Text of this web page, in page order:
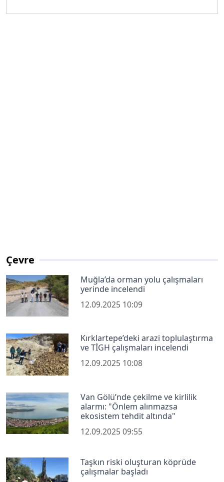
Çevre
Muğla’da orman yolu çalışmaları
yerinde incelendi
12.09.2025 10:09
Kırklartepe’deki arazi toplulaştırma
ve TİGH çalışmaları incelendi
12.09.2025 10:08
Van Gölü’nde çekilme ve kirlilik
alarmı: "Önlem alınmazsa
ekosistem tehdit altında"
12.09.2025 09:55
Taşkın riski oluşturan köprüde
çalışmalar başladı